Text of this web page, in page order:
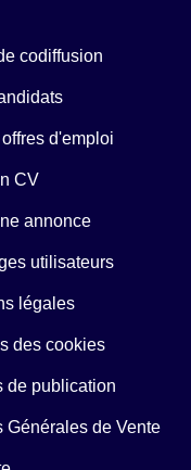
codiffusion
d'emploi
CV
annonce
utilisateurs
légales
des cookies
de publication
Générales de Vente